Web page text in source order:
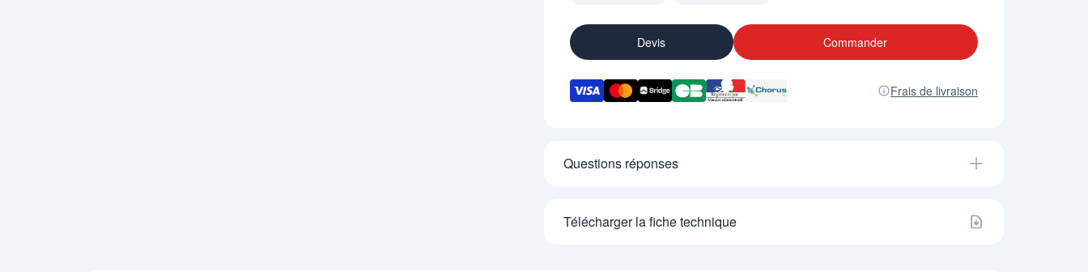
Devis Commander
Frais de livraison
Questions réponses
Télécharger la fiche technique